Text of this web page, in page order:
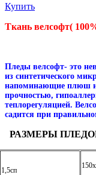
Купить
Ткань велсофт(
Пледы велсофт- это
из синтетического
напоминающие плюш
прочностью,
теплорегуляцией.
садится при
РАЗМЕРЫ
1,5сп